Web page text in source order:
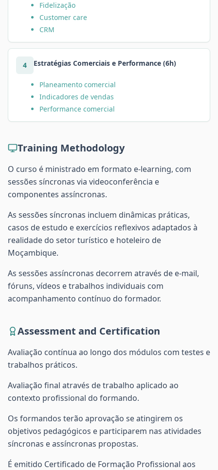
Fidelização
Customer care
CRM
4 Estratégias Comerciais e Performance (6h)
Planeamento comercial
Indicadores de vendas
Performance comercial
Training Methodology
O curso é ministrado em formato e-learning, com
sessões síncronas via videoconferência e
componentes assíncronas.
As sessões síncronas incluem dinâmicas práticas,
casos de estudo e exercícios reflexivos adaptados à
realidade do setor turístico e hoteleiro de
Moçambique.
As sessões assíncronas decorrem através de e-mail,
fóruns, vídeos e trabalhos individuais com
acompanhamento contínuo do formador.
Assessment and Certification
Avaliação contínua ao longo dos módulos com testes e
trabalhos práticos.
Avaliação final através de trabalho aplicado ao
contexto profissional do formando.
Os formandos terão aprovação se atingirem os
objetivos pedagógicos e participarem nas atividades
síncronas e assíncronas propostas.
É emitido Certificado de Formação Profissional aos